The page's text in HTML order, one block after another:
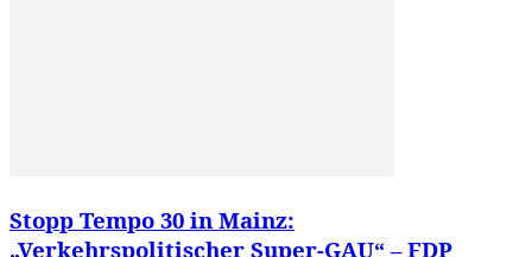
Stopp Tempo 30 in Mainz:
„Verkehrspolitischer Super-GAU“ – FDP